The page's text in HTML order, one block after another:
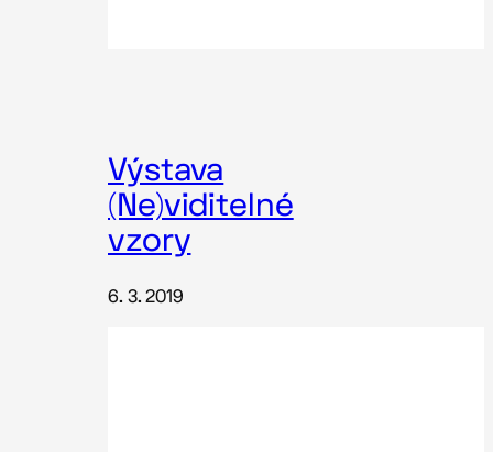
Výstava
(Ne)viditelné
vzory
6. 3. 2019